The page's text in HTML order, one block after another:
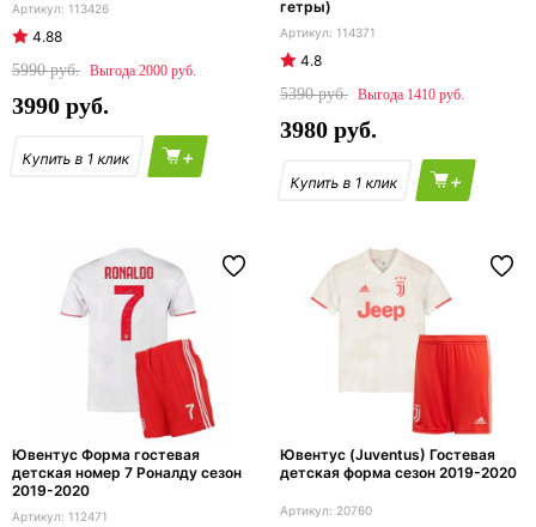
113426
4.88
5990
2000
3990
+
гетры)
114371
4.8
5390
1410
3980
+
Ювентус Форма гостевая
детская номер 7 Роналду сезон
2019-2020
112471
Ювентус (Juventus) Гостевая
детская форма сезон 2019-2020
20760